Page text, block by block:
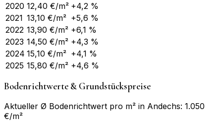
2020 12,40 €/m² +4,2 %
2021 13,10 €/m² +5,6 %
2022 13,90 €/m² +6,1 %
2023 14,50 €/m² +4,3 %
2024 15,10 €/m² +4,1 %
2025 15,80 €/m² +4,6 %
Bodenrichtwerte & Grundstückspreise
Aktueller Ø Bodenrichtwert pro m² in Andechs: 1.050
€/m²